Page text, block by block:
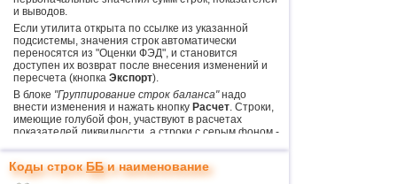
и выводов.
Если утилита открыта по ссылке из указанной
подсистемы, значения строк автоматически
переносятся из "Оценки ФЭД", и становится
доступен их возврат после внесения изменений и
пересчета (кнопка Экспорт).
В блоке "Группирование строк баланса"надо
внести изменения и нажать кнопку Расчет. Строки,
имеющие голубой фон, участвуют в расчетах
показателей ликвидности, а строки с серым фоном -
Следует учитывать, что утилита использует
для сохранения результатов расчетов и анализа.
Коды строкББи наименование